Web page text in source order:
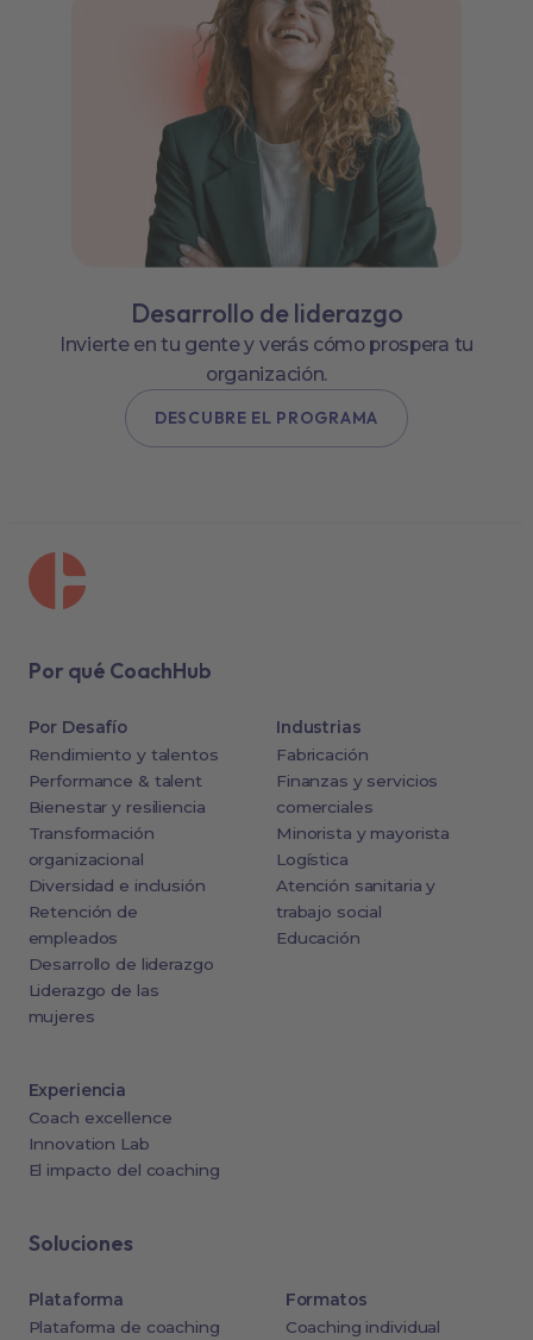
Desarrollo de liderazgo
Invierte en tu gente y verás cómo prospera tu
organización.
DESCUBRE EL PROGRAMA
Por qué CoachHub
Por Desafío
Rendimiento y talentos
Performance & talent
Bienestar y resiliencia
Transformación
organizacional
Diversidad e inclusión
Retención de
empleados
Desarrollo de liderazgo
Liderazgo de las
mujeres
Industrias
Fabricación
Finanzas y servicios
comerciales
Minorista y mayorista
Logística
Atención sanitaria y
trabajo social
Educación
Experiencia
Coach excellence
Innovation Lab
El impacto del coaching
Soluciones
Plataforma
Plataforma de coaching
Formatos
Coaching individual